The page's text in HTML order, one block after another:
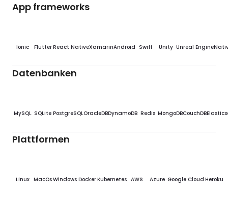
App frameworks
Ionic FlutterReact NativeXamarinAndroid Swift Unity Unreal Engine
Datenbanken
MySQL SQLite PostgreSQLOracleDBDynamoDB Redis MongoDBCouchDB
Plattformen
Linux MacOsWindows DockerKubernetes AWS Azure Google Cloud Heroku